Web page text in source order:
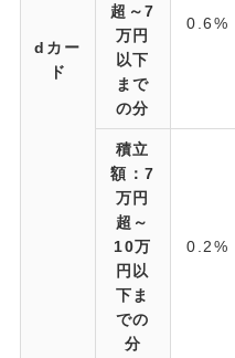
dカー
ド
超～7
万円
以下
まで
の分
0.6%
積立
額：7
万円
超～
10万
円以
下ま
での
分
0.2%